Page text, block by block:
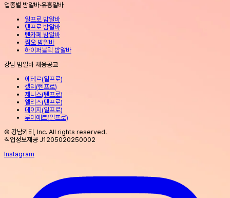
업종별 밤알바·유흥알바
일프로 밤알바
텐프로 밤알바
텐카페 밤알바
쩜오 밤알바
하이퍼블릭 밤알바
강남 밤알바 채용공고
에테르(일프로)
켈리(텐프로)
제니스(텐프로)
엘리스(텐프로)
데이지(일프로)
루미에르(일프로)
© 강남키티, Inc. All rights reserved.
직업정보제공 J1205020250002
Instagram